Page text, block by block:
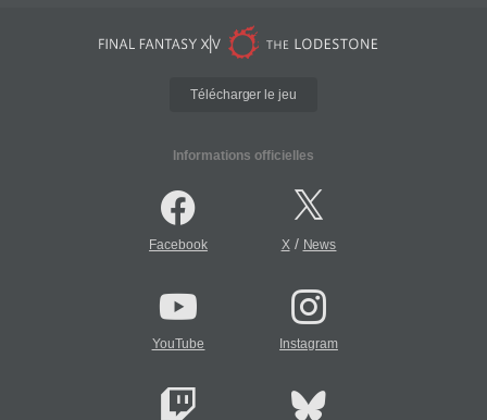
Télécharger le jeu
Informations officielles
Facebook X/ News
YouTube Instagram